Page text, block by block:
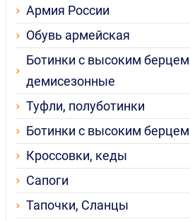
Армия России
Обувь армейская
Ботинки с высоким берцем
демисезонные
Туфли, полуботинки
Ботинки с высоким
Кроссовки, кеды
Сапоги
Тапочки, Сланцы